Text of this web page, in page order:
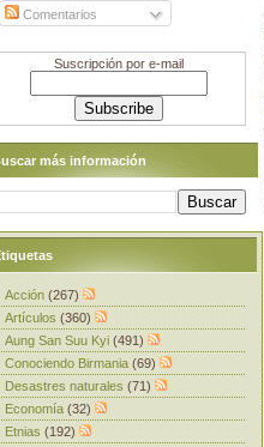
Comentarios
Suscripción por e-mail
más información
Acción (267)
Artículos (360)
Aung San Suu Kyi (491)
Conociendo Birmania (69)
Desastres naturales (71)
Economía (32)
Etnias (192)